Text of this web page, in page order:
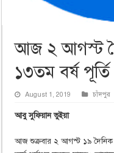
আজ ২ আগস্ট
১৩তম বর্ষ পূর্তি
August 1, 2019 চাঁদপুর
আবু সুফিয়ান ভুইয়া
আজ শুক্রবার ২ আগস্ট ১৯ দৈনিক